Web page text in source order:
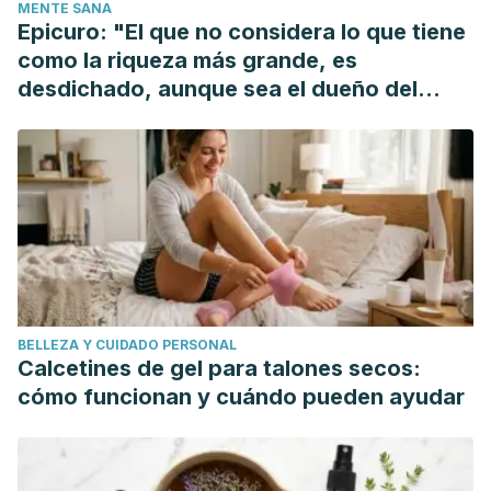
Nutrition. https://doi.org/10.1093/jn/122.12.2330
Zhao, Y., Wu, P., Wang, Y., & Feng, H. (2013). Different
approaches for selenium biofortification of pear-jujube
fruit quality. Journal of Food, Agriculture and Environment.
MENTE SANA
Epicuro: "El que no considera lo que tiene
como la riqueza más grande, es
desdichado, aunque sea el dueño del
BELLEZA Y CUIDADO PERSONAL
Calcetines de gel para talones secos:
cómo funcionan y cuándo pueden ayudar